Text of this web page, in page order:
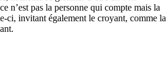
n’est pas la personne qui compte mais la
ci, invitant également le croyant, comme la